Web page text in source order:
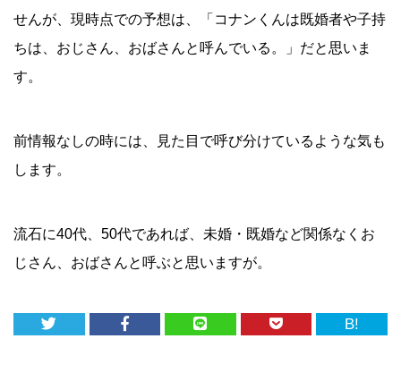
せんが、現時点での予想は、「コナンくんは既婚者や子持
ちは、おじさん、おばさんと呼んでいる。」だと思いま
す。
前情報なしの時には、見た目で呼び分けているような気も
します。
流石に40代、50代であれば、未婚・既婚など関係なくお
じさん、おばさんと呼ぶと思いますが。
B!